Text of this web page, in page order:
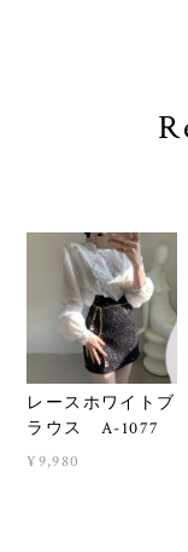
レースホワイトブ
ラウス A-1077
¥9,980